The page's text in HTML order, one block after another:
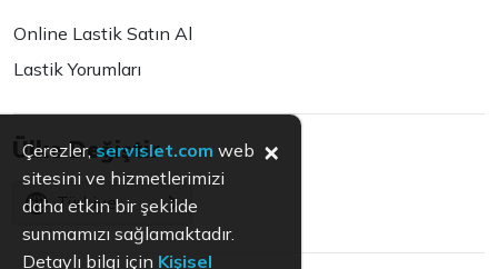
Online Lastik Satın Al
Lastik Yorumları
Ülke Değiştir
Türkiye
Çerezler, servislet.com web
sitesini ve hizmetlerimizi
daha etkin bir şekilde
sunmamızı sağlamaktadır.
Detaylı bilgi için Kişisel
×